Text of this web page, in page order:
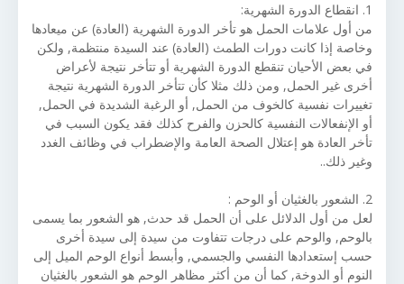
1. انقطاع الدورة الشهرية:
من أول علامات الحمل هو تأخر الدورة الشهرية (العادة) عن ميعادها
وخاصة إذا كانت دورات الطمث (العادة) عند السيدة منتظمة, ولكن
في بعض الأحيان تنقطع الدورة الشهرية أو تتأخر نتيجة لأعراض
أخرى غير الحمل, ومن ذلك مثلا كأن تتأخر الدورة الشهرية نتيجة
تغييرات نفسية كالخوف من الحمل, أو الرغبة الشديدة في الحمل,
أو الإنفعالات النفسية كالحزن والفرح كذلك فقد يكون السبب في
تأخر العادة هو إعتلال الصحة العامة والإضطراب في وظائف الغدد
وغير ذلك..
2. الشعور بالغثيان أو الوحم :
لعل من أول الدلائل على أن الحمل قد حدث, هو الشعور بما يسمى
بالوحم, والوحم على درجات تتفاوت من سيدة إلى سيدة أخرى
حسب إستعدادها النفسي والجسمي, وأبسط أنواع الوحم الميل إلى
النوم أو الدوخة, كما أن من أكثر مظاهر الوحم هو الشعور بالغثيان